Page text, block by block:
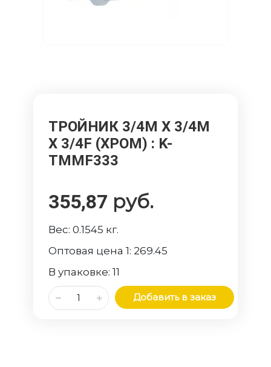
ТРОЙНИК 3/4M X 3/4M
X 3/4F (ХРОМ) : K-
TMMF333
355,87 руб.
Вес:0.1545 кг.
Оптовая цена 1: 269.45
В упаковке:11
Добавить в заказ